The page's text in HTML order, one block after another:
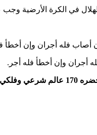
في الكرة الأرضية
أصاب فله أجران وإن أخطأ
أجران وإن أخطأ فله أجر.